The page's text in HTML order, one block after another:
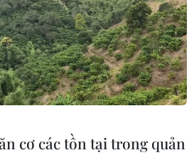
thành một trong ba nhà xuất
các thị trường châu Á vào
tiêu giảm chi phí sản xuất
(1,4 USD)/kg.
cơ các tồn tại trong quản